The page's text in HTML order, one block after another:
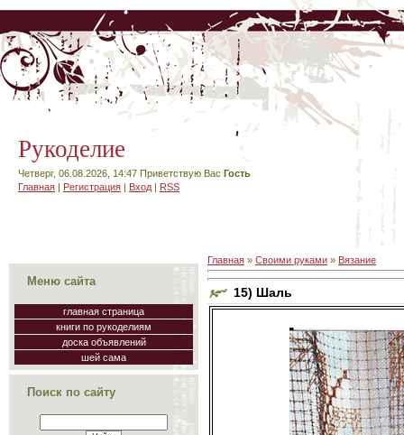
Рукоделие
Четверг, 06.08.2026, 14:47 Приветствую Вас Гость
Главная | Регистрация | Вход | RSS
Меню сайта
главная страница
книги по рукоделиям
доска объявлений
шей сама
Поиск по сайту
Главная » Своими руками » Вязание
15) Шаль